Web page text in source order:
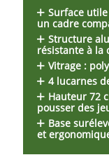
Surface utile
un cadre
Structure
résistante à la
Vitrage :
4 lucarnes
Hauteur 72
pousser des
Base
et